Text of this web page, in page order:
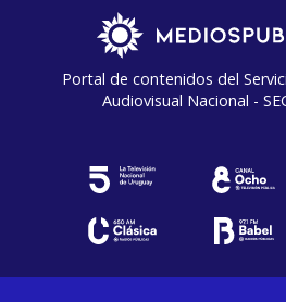
Portal de contenidos del
Audiovisual Nacional -